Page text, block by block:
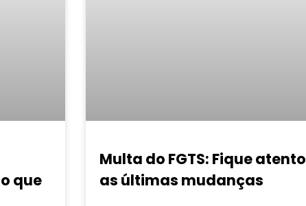
que
Multa do FGTS: Fique atento
as últimas mudanças